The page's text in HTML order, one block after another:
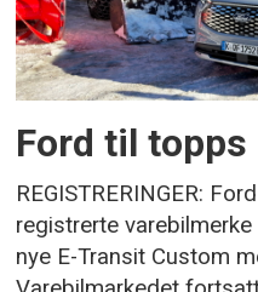
Ford til
REGISTRERINGER:
registrerte
nye E-Transit Custom